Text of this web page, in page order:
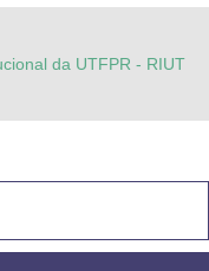
da UTFPR - RIUT